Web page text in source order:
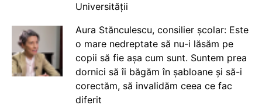
Universității
Aura Stănculescu, consilier școlar: Este
o mare nedreptate să nu-i lăsăm pe
copii să fie așa cum sunt. Suntem prea
dornici să îi băgăm în șabloane și să-i
corectăm, să invalidăm ceea ce fac
diferit